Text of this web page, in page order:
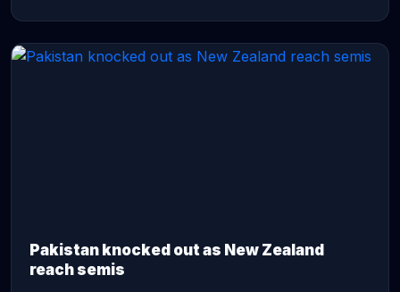
Pakistan knocked out as New Zealand
reach semis